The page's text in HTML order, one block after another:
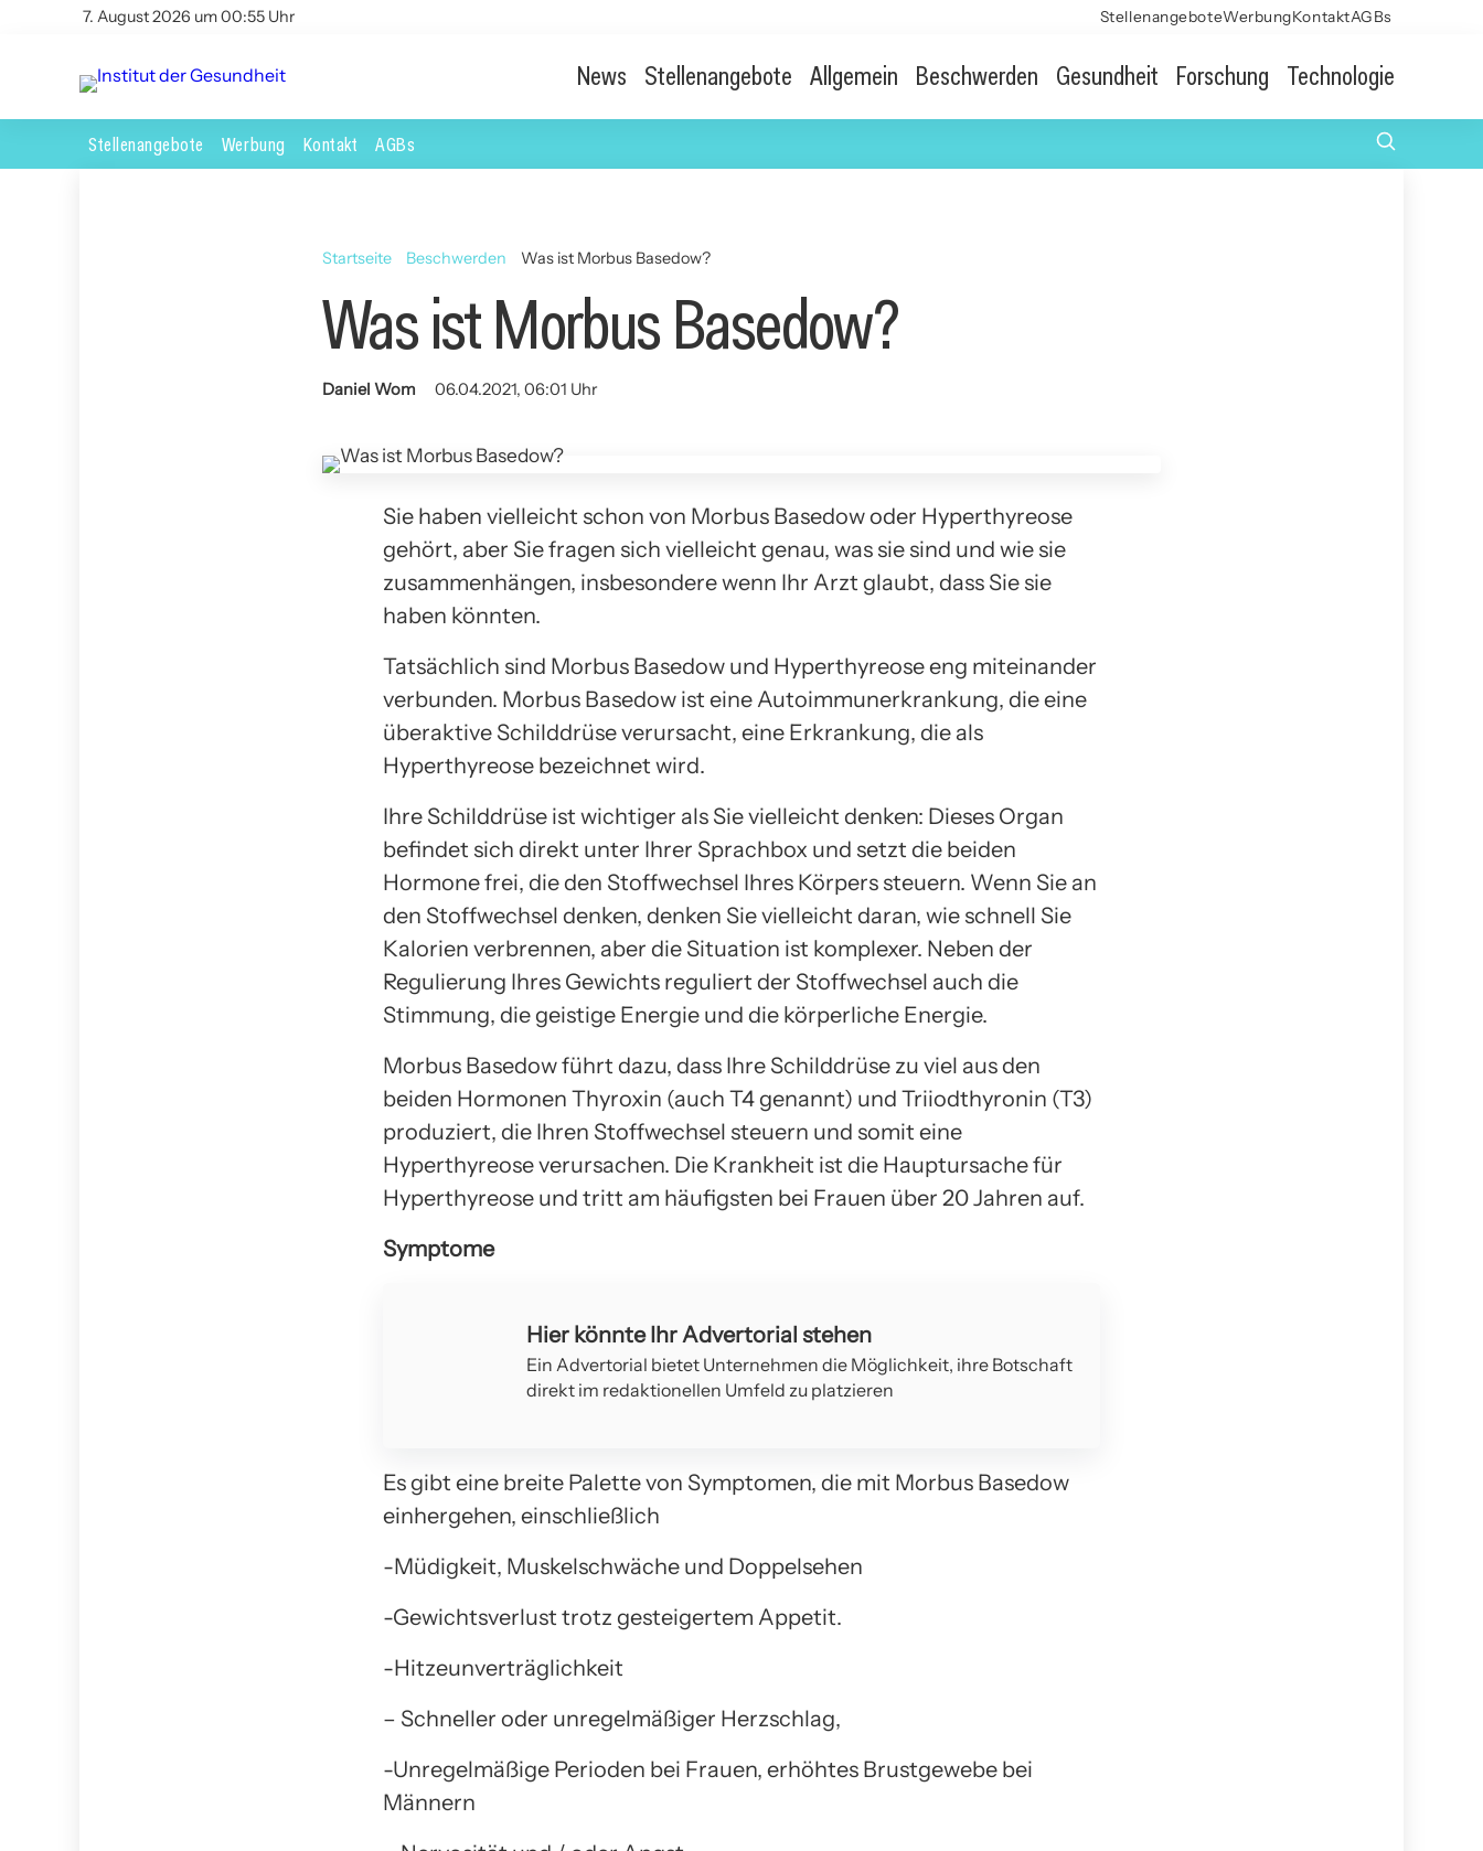
7. August 2026 um 00:55 Uhr StellenangeboteWerbungKontaktAGBs
News Stellenangebote Allgemein Beschwerden Gesundheit Forschung Technologie
Stellenangebote Werbung Kontakt AGBs
Startseite Beschwerden Was ist Morbus Basedow?
Was ist Morbus Basedow?
Daniel Wom 06.04.2021, 06:01 Uhr
Sie haben vielleicht schon von Morbus Basedow oder Hyperthyreose
gehört, aber Sie fragen sich vielleicht genau, was sie sind und wie sie
zusammenhängen, insbesondere wenn Ihr Arzt glaubt, dass Sie sie
haben könnten.
Tatsächlich sind Morbus Basedow und Hyperthyreose eng miteinander
verbunden. Morbus Basedow ist eine Autoimmunerkrankung, die eine
überaktive Schilddrüse verursacht, eine Erkrankung, die als
Hyperthyreose bezeichnet wird.
Ihre Schilddrüse ist wichtiger als Sie vielleicht denken: Dieses Organ
befindet sich direkt unter Ihrer Sprachbox und setzt die beiden
Hormone frei, die den Stoffwechsel Ihres Körpers steuern. Wenn Sie an
den Stoffwechsel denken, denken Sie vielleicht daran, wie schnell Sie
Kalorien verbrennen, aber die Situation ist komplexer. Neben der
Regulierung Ihres Gewichts reguliert der Stoffwechsel auch die
Stimmung, die geistige Energie und die körperliche Energie.
Morbus Basedow führt dazu, dass Ihre Schilddrüse zu viel aus den
beiden Hormonen Thyroxin (auch T4 genannt) und Triiodthyronin (T3)
produziert, die Ihren Stoffwechsel steuern und somit eine
Hyperthyreose verursachen. Die Krankheit ist die Hauptursache für
Hyperthyreose und tritt am häufigsten bei Frauen über 20 Jahren auf.
Symptome
Hier könnte Ihr Advertorial stehen
Ein Advertorial bietet Unternehmen die Möglichkeit, ihre Botschaft
direkt im redaktionellen Umfeld zu platzieren
Es gibt eine breite Palette von Symptomen, die mit Morbus Basedow
einhergehen, einschließlich
-Müdigkeit, Muskelschwäche und Doppelsehen
-Gewichtsverlust trotz gesteigertem Appetit.
-Hitzeunverträglichkeit
– Schneller oder unregelmäßiger Herzschlag,
-Unregelmäßige Perioden bei Frauen, erhöhtes Brustgewebe bei
Männern